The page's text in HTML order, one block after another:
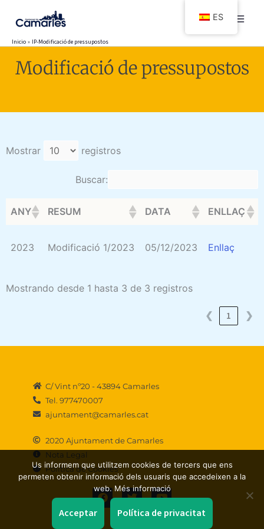
contenido
Inicio IP-Modificació de pressupostos
Modificació de pressupostos
Mostrar registros
Buscar:
ANY RESUM DATA ENLLAÇ
2023 Modificació 1/2023 05/12/2023 Enllaç
Mostrando desde 1 hasta 3 de 3 registros
❮ 1 ❯
C/ Vint nº20 - 43894 Camarles
Tel. 977470007
ajuntament@camarles.cat
2020 Ajuntament de Camarles
Nota Legal
Política de Cookies
F
a
c
b
T
w
t
Y
o
t
ES
Us informem que utilitzem cookies de tercers que ens
permeten obtenir informació dels usuaris que accedeixen a la
web. Més informació
Acceptar Política de privacitat